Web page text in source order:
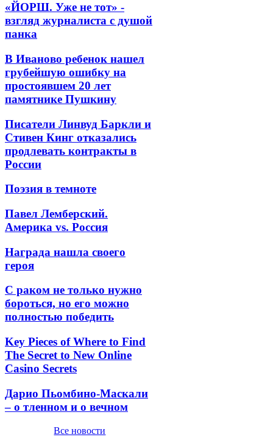
«ЙОРШ. Уже не тот» -
взгляд журналиста с душой
панка
В Иваново ребенок нашел
грубейшую ошибку на
простоявшем 20 лет
памятнике Пушкину
Писатели Линвуд Баркли и
Стивен Кинг отказались
продлевать контракты в
России
Поэзия в темноте
Павел Лемберский.
Америка vs. Россия
Награда нашла своего
героя
С раком не только нужно
бороться, но его можно
полностью победить
Key Pieces of Where to Find
The Secret to New Online
Casino Secrets
Дарио Пьомбино-Маскали
– о тленном и о вечном
Все новости